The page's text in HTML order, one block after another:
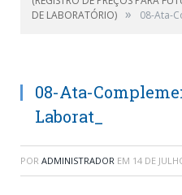
DE LABORATÓRIO) » 08-Ata-
08-Ata-
Laborat_
POR ADMINISTRADOR EM 14 DE